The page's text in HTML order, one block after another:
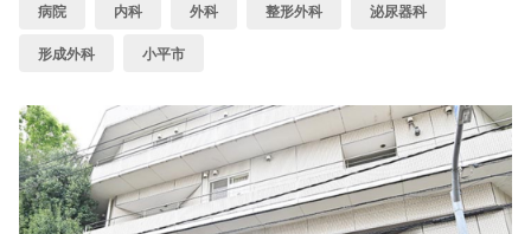
病院 内科 外科 整形外科 泌尿器科
形成外科 小平市